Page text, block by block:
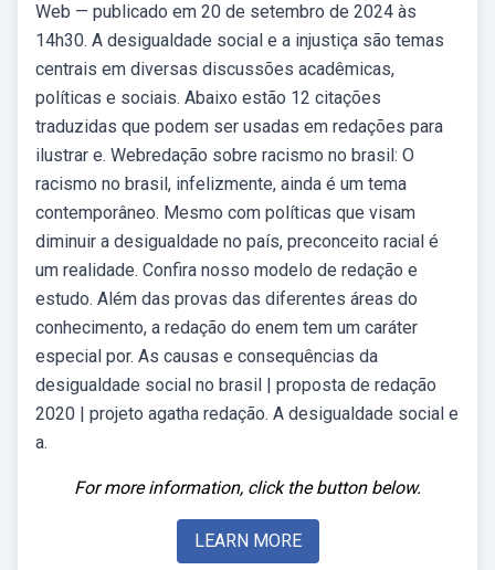
Web — publicado em 20 de setembro de 2024 às
14h30. A desigualdade social e a injustiça são temas
centrais em diversas discussões acadêmicas,
políticas e sociais. Abaixo estão 12 citações
traduzidas que podem ser usadas em redações para
ilustrar e. Webredação sobre racismo no brasil: O
racismo no brasil, infelizmente, ainda é um tema
contemporâneo. Mesmo com políticas que visam
diminuir a desigualdade no país, preconceito racial é
um realidade. Confira nosso modelo de redação e
estudo. Além das provas das diferentes áreas do
conhecimento, a redação do enem tem um caráter
especial por. As causas e consequências da
desigualdade social no brasil | proposta de redação
2020 | projeto agatha redação. A desigualdade social e
a.
For more information, click the button below.
LEARN MORE